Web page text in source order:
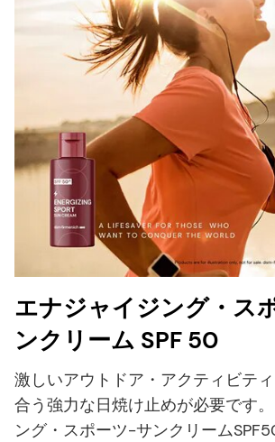
エナジャイジング・ス
ンクリーム SPF 50
激しいアウトドア・アクティビテ
合う強力な日焼け止めが必要です
ング・スポーツ-サンクリーム